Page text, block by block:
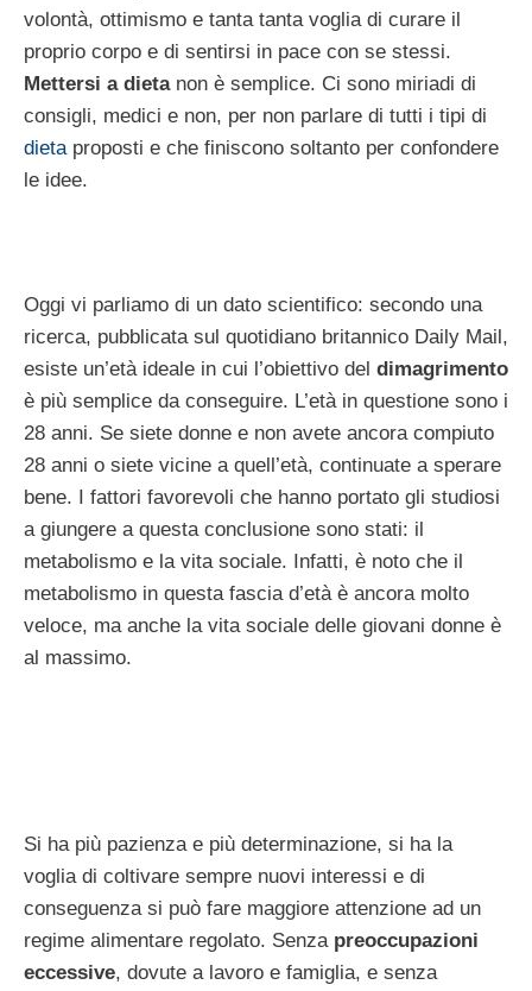
volontà, ottimismo e tanta tanta voglia di curare il
proprio corpo e di sentirsi in pace con se stessi.
Mettersi a dietanon è semplice. Ci sono miriadi di
consigli, medici e non, per non parlare di tutti i tipi di
dietaproposti e che finiscono soltanto per confondere
le idee.
Oggi vi parliamo di un dato scientifico: secondo una
ricerca, pubblicata sul quotidiano britannico Daily Mail,
esiste un’età ideale in cui l’obiettivo del dimagrimento
è più semplice da conseguire. L’età in questione sono i
28 anni. Se siete donne e non avete ancora compiuto
28 anni o siete vicine a quell’età, continuate a sperare
bene. I fattori favorevoli che hanno portato gli studiosi
a giungere a questa conclusione sono stati: il
metabolismo e la vita sociale. Infatti, è noto che il
metabolismo in questa fascia d’età è ancora molto
veloce, ma anche la vita sociale delle giovani donne è
al massimo.
Si ha più pazienza e più determinazione, si ha la
voglia di coltivare sempre nuovi interessi e di
conseguenza si può fare maggiore attenzione ad un
regime alimentare regolato. Senza preoccupazioni
eccessive, dovute a lavoro e famiglia, e senza